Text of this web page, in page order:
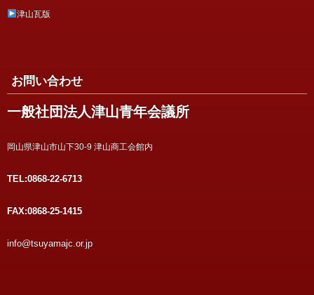
津山瓦版
お問い合わせ
一般社団法人津山青年会議所
岡山県津山市山下30-9 津山商工会館内
TEL:0868-22-6713
FAX:0868-25-1415
info@tsuyamajc.or.jp